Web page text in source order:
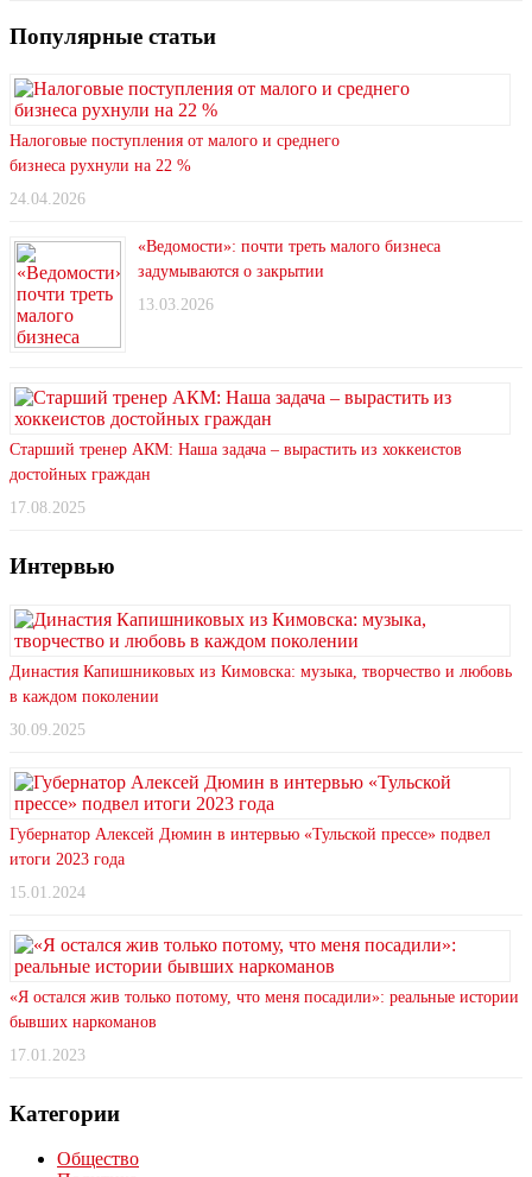
Популярные статьи
Налоговые поступления от малого и среднего
бизнеса рухнули на 22 %
24.04.2026
«Ведомости»: почти треть малого бизнеса
задумываются о закрытии
13.03.2026
Старший тренер АКМ: Наша задача – вырастить из хоккеистов
достойных граждан
17.08.2025
Интервью
Династия Капишниковых из Кимовска: музыка, творчество и любовь
в каждом поколении
30.09.2025
Губернатор Алексей Дюмин в интервью «Тульской прессе» подвел
итоги 2023 года
15.01.2024
«Я остался жив только потому, что меня посадили»: реальные истории
бывших наркоманов
17.01.2023
Категории
Общество